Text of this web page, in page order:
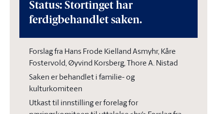
Status: Stortinget har
ferdigbehandlet saken.
Forslag fra Hans Frode Kielland Asmyhr, Kåre
Fostervold, Øyvind Korsberg, Thore A. Nistad
Saken er behandlet i familie- og
kulturkomiteen
Utkast til innstilling er forelag for